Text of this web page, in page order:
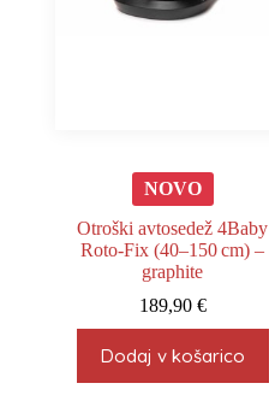
NOVO
Otroški avtosedež 4Baby
Roto‑Fix (40–150 cm) –
graphite
189,90 €
Dodaj v košarico